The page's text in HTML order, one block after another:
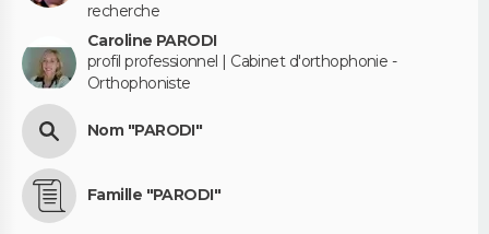
recherche
Caroline PARODI
profil professionnel | Cabinet d'orthophonie -
Orthophoniste
Nom "PARODI"
Famille "PARODI"